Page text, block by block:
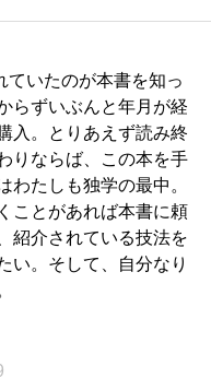
ていたのが本書を知っ
らずいぶんと年月が経
入。とりあえず読み終
りならば、この本を手
わたしも独学の最中。
ことがあれば本書に頼
紹介されている技法を
い。そして、自分なり